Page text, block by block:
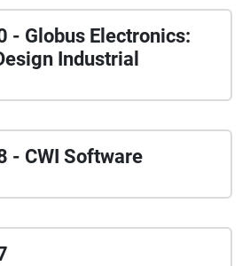
- Globus Electronics:
Industrial
- CWI Software